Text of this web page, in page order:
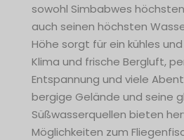
sowohl Simbabwes
auch seinen höchsten
Höhe sorgt für ein kühles
Klima und frische Bergluft,
Entspannung und viele
bergige Gelände und seine
Süßwasserquellen bieten
Möglichkeiten zum